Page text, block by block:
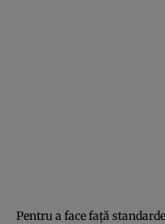
Pentru a face față